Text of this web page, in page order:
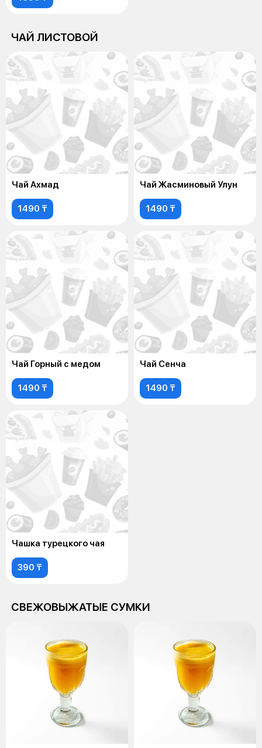
ЧАЙ ЛИСТОВОЙ
Чай Ахмад
1490 ₸
Чай Жасминовый Улун
1490 ₸
Чай Горный с медом
1490 ₸
Чай Сенча
1490 ₸
Чашка турецкого чая
390 ₸
СВЕЖОВЫЖАТЫЕ СУМКИ